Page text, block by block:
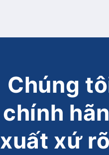
Chúng
chính
xuất xứ